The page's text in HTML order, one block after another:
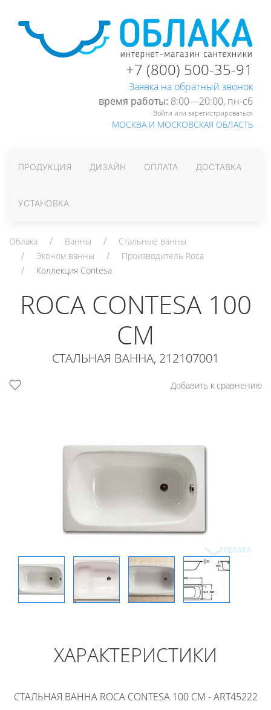
+7 (800) 500-35-91
Заявка на обратный звонок
время работы: 8:00—20:00, пн-cб
Войти или зарегистрироваться
МОСКВА И МОСКОВСКАЯ ОБЛАСТЬ
ПРОДУКЦИЯ ДИЗАЙН ОПЛАТА ДОСТАВКА
УСТАНОВКА
Облака Ванны
Стальные ванны
Эконом ванны
Производитель Roca
Коллекция Contesa
ROCA CONTESA 100
СМ
СТАЛЬНАЯ ВАННА, 212107001
Добавить к сравнению
ХАРАКТЕРИСТИКИ
СТАЛЬНАЯ ВАННА ROCA CONTESA 100 СМ - ART45222